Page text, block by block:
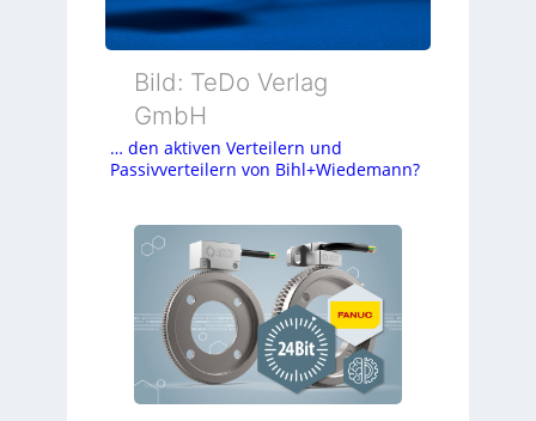
Bild: TeDo Verlag
GmbH
… den aktiven Verteilern und
Passivverteilern von Bihl+Wiedemann?